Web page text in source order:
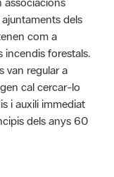
dels
com a
incendis forestals.
van regular a
cal cercar-lo
i auxili immediat
dels anys 60